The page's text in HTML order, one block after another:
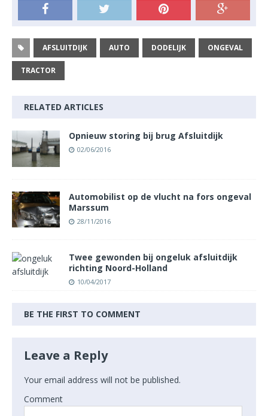
AFSLUITDIJK AUTO DODELIJK ONGEVAL
TRACTOR
RELATED ARTICLES
Opnieuw storing bij brug Afsluitdijk
02/06/2016
Automobilist op de vlucht na fors ongeval
Marssum
28/11/2016
Twee gewonden bij ongeluk afsluitdijk
richting Noord-Holland
10/04/2017
BE THE FIRST TO COMMENT
Leave a Reply
Your email address will not be published.
Comment